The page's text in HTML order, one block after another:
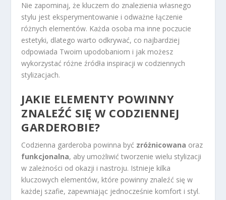
Nie zapominaj, że kluczem do znalezienia własnego
stylu jest eksperymentowanie i odważne łączenie
różnych elementów. Każda osoba ma inne poczucie
estetyki, dlatego warto odkrywać, co najbardziej
odpowiada Twoim upodobaniom i jak możesz
wykorzystać różne źródła inspiracji w codziennych
stylizacjach.
JAKIE ELEMENTY POWINNY
ZNALEŹĆ SIĘ W CODZIENNEJ
GARDEROBIE?
Codzienna garderoba powinna być zróżnicowana oraz
funkcjonalna, aby umożliwić tworzenie wielu stylizacji
w zależności od okazji i nastroju. Istnieje kilka
kluczowych elementów, które powinny znaleźć się w
każdej szafie, zapewniając jednocześnie komfort i styl.